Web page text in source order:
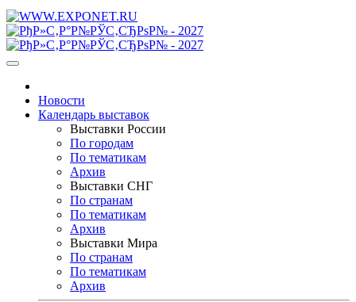
Новости
Календарь выставок
Выставки России
По городам
По тематикам
Архив
Выставки СНГ
По странам
По тематикам
Архив
Выставки Мира
По странам
По тематикам
Архив